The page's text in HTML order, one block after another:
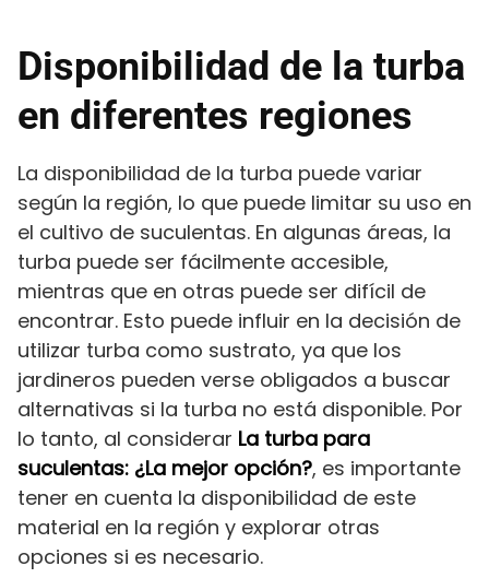
Disponibilidad de la turba
en diferentes regiones
La disponibilidad de la turba puede variar
según la región, lo que puede limitar su uso en
el cultivo de suculentas. En algunas áreas, la
turba puede ser fácilmente accesible,
mientras que en otras puede ser difícil de
encontrar. Esto puede influir en la decisión de
utilizar turba como sustrato, ya que los
jardineros pueden verse obligados a buscar
alternativas si la turba no está disponible. Por
lo tanto, al considerar La turba para
suculentas: ¿La mejor opción?, es importante
tener en cuenta la disponibilidad de este
material en la región y explorar otras
opciones si es necesario.